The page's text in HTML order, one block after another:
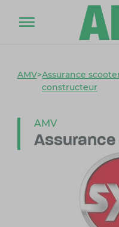
AMV>Assurance
constructeur
AMV